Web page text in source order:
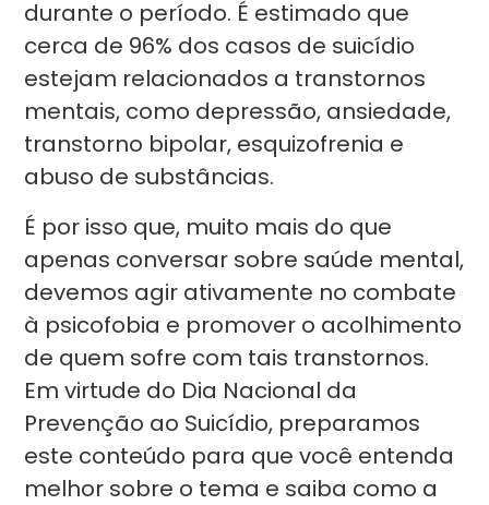
durante o período. É estimado que
cerca de 96% dos casos de suicídio
estejam relacionados a transtornos
mentais, como depressão, ansiedade,
transtorno bipolar, esquizofrenia e
abuso de substâncias.
É por isso que, muito mais do que
apenas conversar sobre saúde mental,
devemos agir ativamente no combate
à psicofobia e promover o acolhimento
de quem sofre com tais transtornos.
Em virtude do Dia Nacional da
Prevenção ao Suicídio, preparamos
este conteúdo para que você entenda
melhor sobre o tema e saiba como a